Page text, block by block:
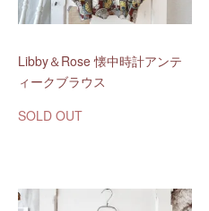
Libby＆Rose 懐中時計アンテ
ィークブラウス
SOLD OUT